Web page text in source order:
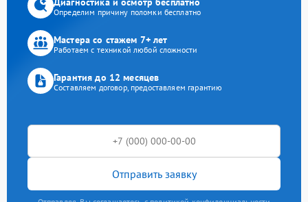
Определим причину поломки бесплатно
Мастера со стажем 7+ лет
Работаем с техникой любой сложности
Гарантия до 12 месяцев
Составляем договор, предоставляем гарантию
Отправить заявку